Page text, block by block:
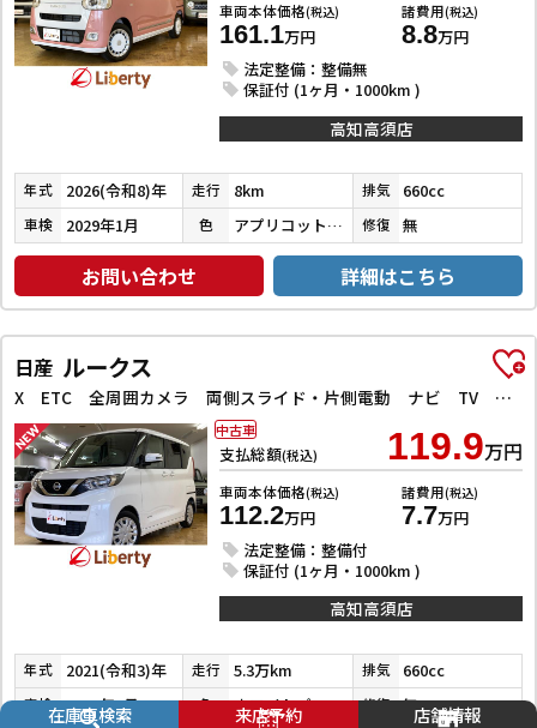
車両本体価格(税込)
161.1万円
諸費用(税込)
8.8万円
法定整備：整備無
保証付 (1ヶ月・1000km )
高知高須店
年式 2026(令和8)年 走行 8km 排気 660cc
車検 2029年1月 色 アプリコットピンクメタリック／シャイニングホワイトパール 修復 無
お問い合わせ 詳細はこちら
日産 ルークス
X ETC 全周囲カメラ 両側スライド・片側電動 ナビ TV クリアランスソナー 衝突被害軽減システム オートライト スマートキー アイドリングストップ 電動格納ミラー ベンチシート CVT
支払総額(税込) 119.9万円
車両本体価格(税込)
112.2万円
諸費用(税込)
7.7万円
法定整備：整備付
保証付 (1ヶ月・1000km )
中古車
高知高須店
年式 2021(令和3)年 走行 5.3万km 排気 660cc
車検 2027年3月 色 ホワイトパール３コートパール 修復 無
在庫車検索 来店予約 店舗情報